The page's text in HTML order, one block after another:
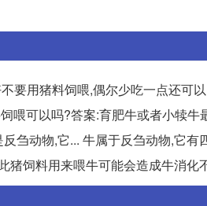
要用猪料饲喂,偶尔少吃一点还可
喂可以吗?答案:育肥牛或者小犊
刍动物,它... 牛属于反刍动物,它有
饲料用来喂牛可能会造成牛消化